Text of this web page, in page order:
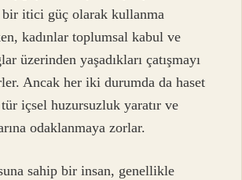
itici güç olarak kullanma
kadınlar toplumsal kabul ve
üzerinden yaşadıkları çatışmayı
Ancak her iki durumda da haset
içsel huzursuzluk yaratır ve
odaklanmaya zorlar.
sahip bir insan, genellikle